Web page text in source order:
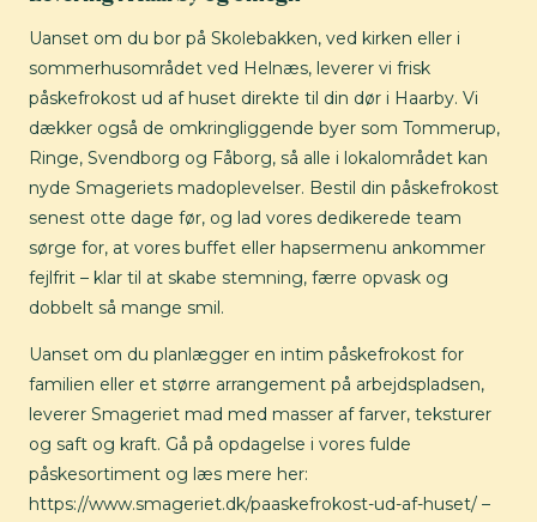
Uanset om du bor på Skolebakken, ved kirken eller i
sommerhusområdet ved Helnæs, leverer vi frisk
påskefrokost ud af huset direkte til din dør i Haarby. Vi
dækker også de omkringliggende byer som Tommerup,
Ringe, Svendborg og Fåborg, så alle i lokalområdet kan
nyde Smageriets madoplevelser. Bestil din påskefrokost
senest otte dage før, og lad vores dedikerede team
sørge for, at vores buffet eller hapsermenu ankommer
fejlfrit – klar til at skabe stemning, færre opvask og
dobbelt så mange smil.
Uanset om du planlægger en intim påskefrokost for
familien eller et større arrangement på arbejdspladsen,
leverer Smageriet mad med masser af farver, teksturer
og saft og kraft. Gå på opdagelse i vores fulde
påskesortiment og læs mere her:
https://www.smageriet.dk/paaskefrokost-ud-af-huset/ –